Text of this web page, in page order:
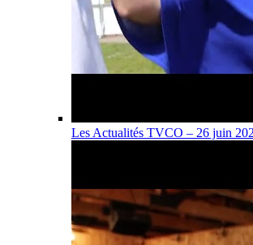
Les Actualités TVCO – 26 juin